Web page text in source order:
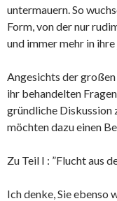
untermauern. So
Form, von der nur
und immer mehr in
Angesichts der
ihr behandelten
gründliche Diskussion
möchten dazu einen
Zu Teil I : ”Flucht aus
Ich denke, Sie ebenso